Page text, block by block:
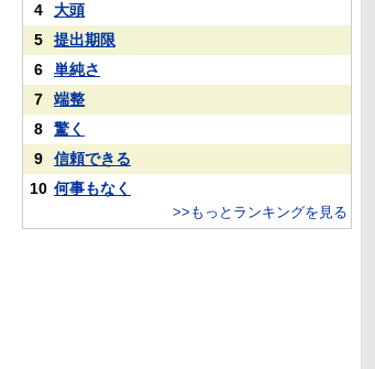
4
大頭
5
提出期限
6
単純さ
7
端整
8
驚く
9
信頼できる
10 何事もなく
>>もっとランキングを見る